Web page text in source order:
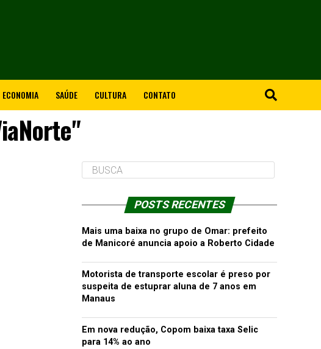
ECONOMIA SAÚDE CULTURA CONTATO
POSTS RECENTES
Mais uma baixa no grupo de Omar: prefeito
de Manicoré anuncia apoio a Roberto Cidade
Motorista de transporte escolar é preso por
suspeita de estuprar aluna de 7 anos em
Manaus
Em nova redução, Copom baixa taxa Selic
para 14% ao ano